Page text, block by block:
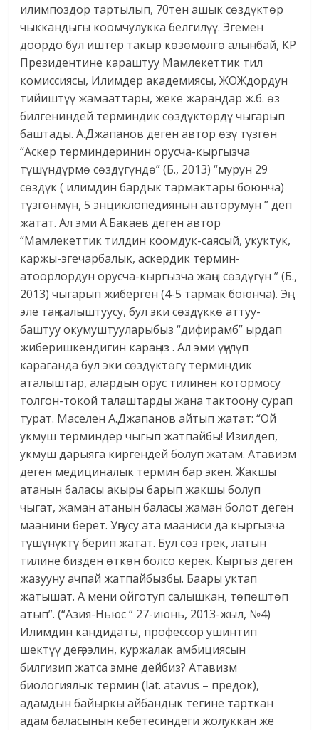
илимпоздор тартылып, 70тен ашык сөздүктөр
чыккандыгы коомчулукка белгилүү. Эгемен
доордо бул иштер такыр көзөмөлгө алынбай, КР
Президентине караштуу Мамлекеттик тил
комиссиясы, Илимдер академиясы, ЖОЖдордун
тийиштүү жамааттары, жеке жарандар ж.б. өз
билгениндей терминдик сөздүктөрдү чыгарып
баштады. А.Джапанов деген автор өзү түзгөн
“Аскер терминдеринин орусча-кыргызча
түшүндүрмө сөздүгүндө” (Б., 2013) “мурун 29
сөздүк ( илимдин бардык тармактары боюнча)
түзгөнмүн, 5 энциклопедиянын авторумун ” деп
жатат. Ал эми А.Бакаев деген автор
“Мамлекеттик тилдин коомдук-саясый, укуктук,
каржы-эгечарбалык, аскердик термин-
атоорлордун орусча-кыргызча жаңы сөздүгүн ” (Б.,
2013) чыгарып жиберген (4-5 тармак боюнча). Эң
эле таң калыштуусу, бул эки сөздүккө аттуу-
баштуу окумуштууларыбыз “дифирамб” ырдап
жиберишкендигин караңыз . Ал эми үңүлүп
караганда бул эки сөздүктөгү терминдик
аталыштар, алардын орус тилинен котормосу
толгон-токой талаштарды жана тактоону сурап
турат. Маселен А.Джапанов айтып жатат: “Ой
укмуш терминдер чыгып жатпайбы! Изилдеп,
укмуш дарыяга киргендей болуп жатам. Атавизм
деген медициналык термин бар экен. Жакшы
атанын баласы акыры барып жакшы болуп
чыгат, жаман атанын баласы жаман болот деген
маа­нини берет. Уңгусу ата мааниси да кыргызча
түшүнүктү берип жатат. Бул сөз грек, латын
тилине бизден өткөн болсо керек. Кыргыз деген
жазууну ачпай жатпайбызбы. Баары уктап
жатышат. А мени ойготуп салышкан, төпөштөп
атып”. (“Азия-Ньюс “ 27-июнь, 2013-жыл, №4)
Илимдин кандидаты, профессор ушинтип
шектүү деңгээлин, куржалак амбициясын
билгизип жатса эмне дейбиз? Атавизм
биологиялык термин (lat. atavus – предок),
адамдын байыркы айбандык тегине тарткан
адам баласынын кебетесиндеги жолуккан же